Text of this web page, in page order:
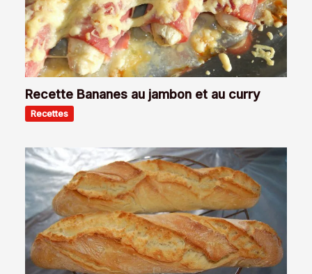
Recette Bananes au jambon et au curry
Recettes